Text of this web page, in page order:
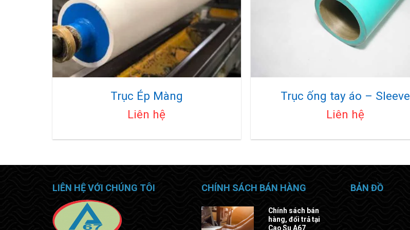
Trục Ép Màng
Liên hệ
Trục ống tay áo – Sleeve
Liên hệ
LIÊN HỆ VỚI CHÚNG TÔI CHÍNH SÁCH BÁN HÀNG
Chính sách bán
hàng, đổi trả tại
Cao Su A67
BẢN ĐỒ